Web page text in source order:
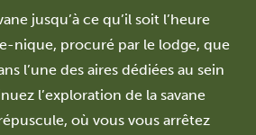
jusqu’à ce qu’il soit l’heure
nique, procuré par le lodge, que
l’une des aires dédiées au sein
l’exploration de la savane
où vous vous arrêtez